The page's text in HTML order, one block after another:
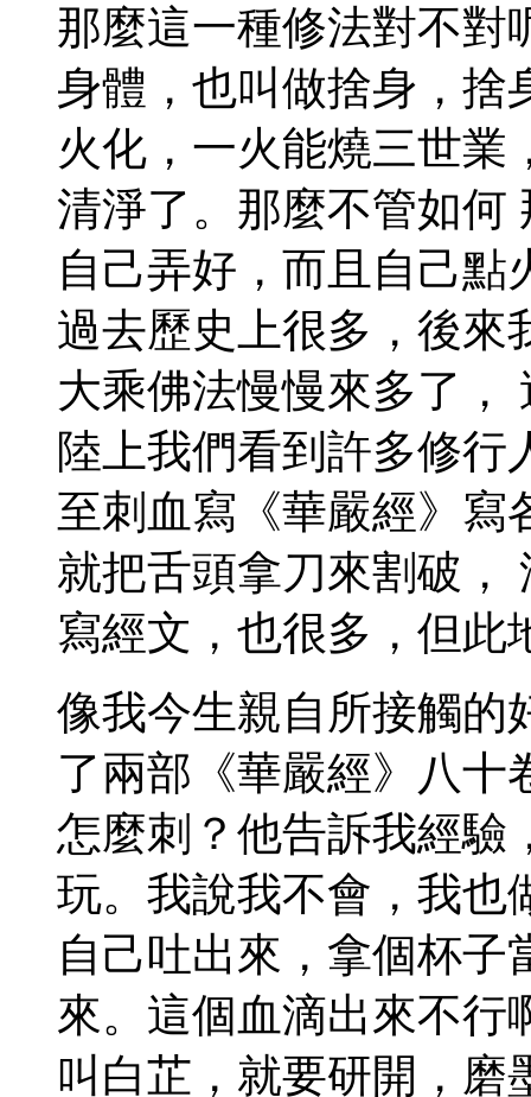
那麼這一種修法對不對
身體，也叫做捨身，捨
火化，一火能燒三世業
清淨了。那麼不管如何
自己弄好，而且自己點
過去歷史上很多，後來
大乘佛法慢慢來多了，
陸上我們看到許多修行
至刺血寫《華嚴經》寫
就把舌頭拿刀來割破，
寫經文，也很多，但此
像我今生親自所接觸的
了兩部《華嚴經》八十
怎麼刺？他告訴我經驗
玩。我說我不會，我也
自己吐出來，拿個杯子
來。這個血滴出來不行
叫白芷，就要研開，磨